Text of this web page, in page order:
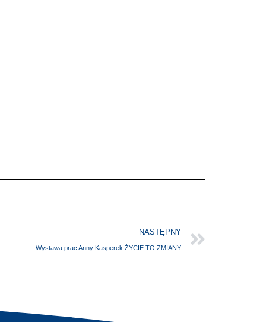
NASTĘPNY
Wystawa prac Anny Kasperek ŻYCIE TO ZMIANY